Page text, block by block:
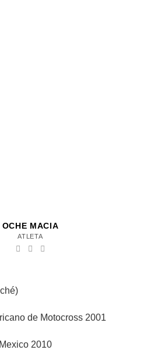
OCHE MACIA
ATLETA
de Motocross 2001
2010